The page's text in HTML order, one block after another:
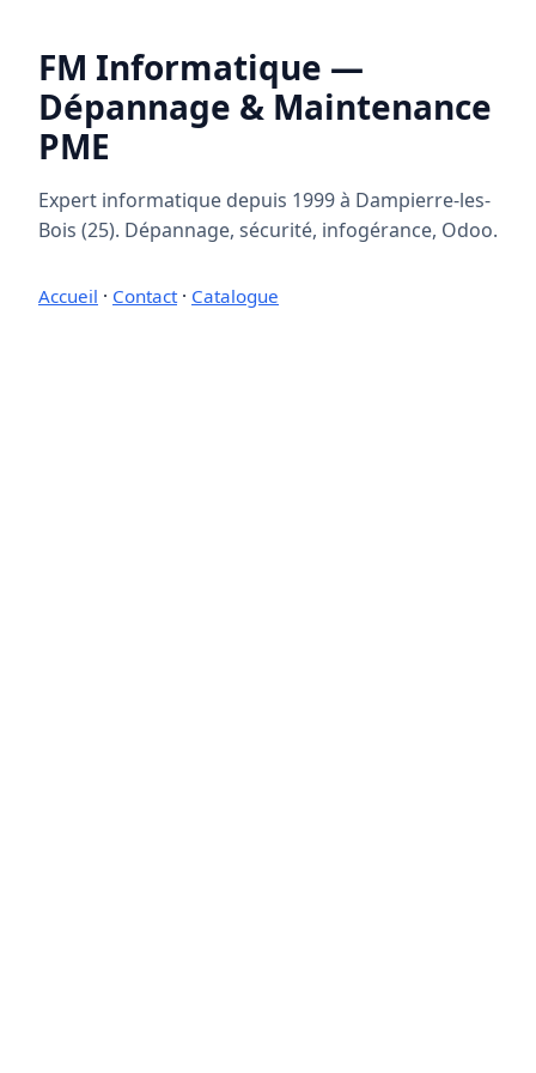
FM Informatique —
Dépannage & Maintenance
PME
Expert informatique depuis 1999 à Dampierre-les-
Bois (25). Dépannage, sécurité, infogérance, Odoo.
Accueil · Contact· Catalogue